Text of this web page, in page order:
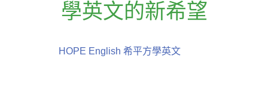
學英文的新希望
HOPE English 希平方學英文